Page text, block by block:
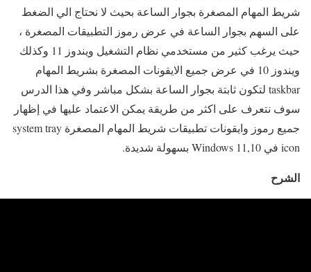
شريط المهام المصغرة بجوار الساعة بحيث لا نحتاج الي الضغط
على السهم بجوار الساعة في عرض رموز التطبيقات المصغرة ،
حيث يرغب كثير من مستخدمي نظام التشغيل ويندوز 11 وكذلك
ويندوز 10 في عرض جميع الايقونات المصغرة بشريط المهام
taskbar لتكون ثابتة بجوار الساعة بشكل مباشر وفي هذا الدرس
سوف نتعرف على اكثر من طريقة يمكن الاعتماد عليها في إظهار
جميع رموز وايقونات تطبيقات شريط المهام المصغرة system tray
icon في Windows 11,10 بسهولة شديدة.
الشرح